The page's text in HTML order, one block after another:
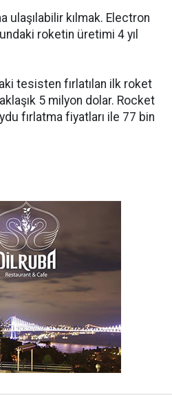
ulaşılabilir kılmak. Electron
roketin üretimi 4 yıl
tesisten fırlatılan ilk roket
5 milyon dolar. Rocket
fırlatma fiyatları ile 77 bin